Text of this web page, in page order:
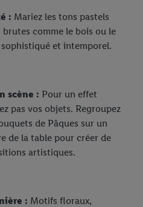
: Mariez les tons pastels
brutes comme le bois ou le
et intemporel.
scène : Pour un effet
pas vos objets. Regroupez
de Pâques sur un
de la table pour créer de
artistiques.
: Motifs floraux,